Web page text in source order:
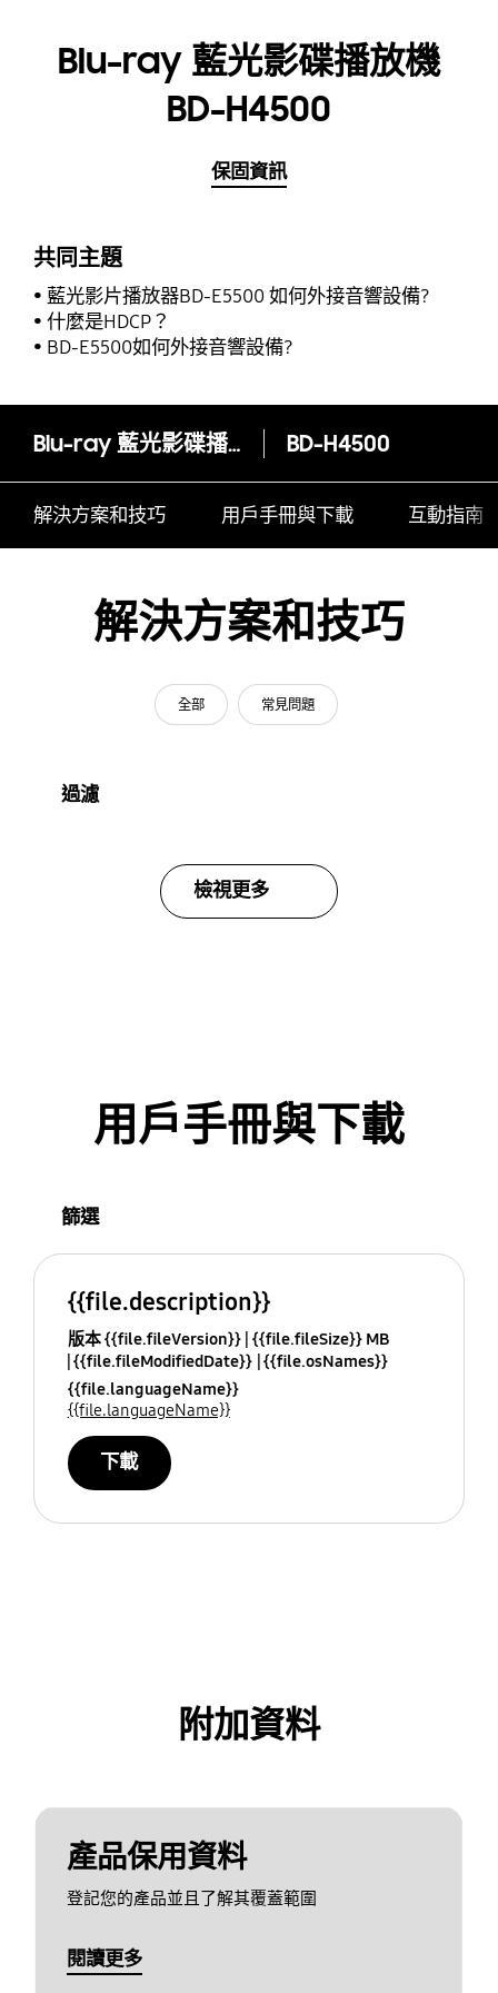
Blu-ray 藍光影碟播放機
BD-H4500
保固資訊
共同主題
藍光影片播放器BD-E5500 如何外接音響設備?
什麼是HDCP？
BD-E5500如何外接音響設備?
Blu-ray 藍光影碟播放機 BD-H4500 BD-H4500
解決方案和技巧 用戶手冊與下載 互動指南
解決方案和技巧
全部 常見問題
過濾
檢視更多
用戶手冊與下載
篩選
{{file.description}}
版本 {{file.fileVersion}} {{file.fileSize}} MB
{{file.fileModifiedDate}} {{file.osNames}}
{{file.languageName}}
{{file.languageName}}
下載
附加資料
產品保用資料
登記您的產品並且了解其覆蓋範圍
閱讀更多